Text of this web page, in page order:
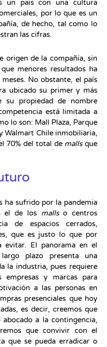
un país con una cultura
por lo que es un
de hecho, tal como lo
las cifras.
origen de la compañía, sin
menores resultados ha
No obstante, el país
ubicado su primer y más
su propiedad de nombre
está limitada a
lo son: Mall Plaza, Parque
Walmart Chile inmobiliaria,
70% del total de mallsque
ha sufrido por la pandemia
el de los mallso centros
de espacios cerrados,
que es justo lo que por
evitar. El panorama en el
plazo presenta una
la industria, pues requiere
y marcas para
a las personas en
presenciales que hoy
es decir, creemos que
a la contingencia,
que convivir con el
que se pueda erradicar o